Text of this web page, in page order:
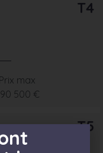
T4
Prix max
500 €
T5